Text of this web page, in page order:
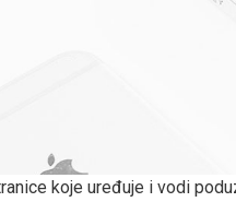
koje uređuje i vodi